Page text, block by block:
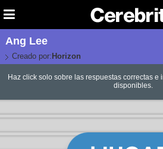
Ang Lee
Creado por: Horizon
Haz click solo sobre las respuestas correctas e
disponibles.